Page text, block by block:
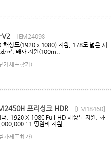
V2
[EM24098]
해상도(1920 x 1080) 지원, 178도 넓은 시
㎡, 배사 지원(100m..
가세포함가)
프리싱크 HDR
[EM18460]
, 1920 X 1080 Full-HD 해상도 지원, 화
: 1 명암비 지원,..
가세포함가)